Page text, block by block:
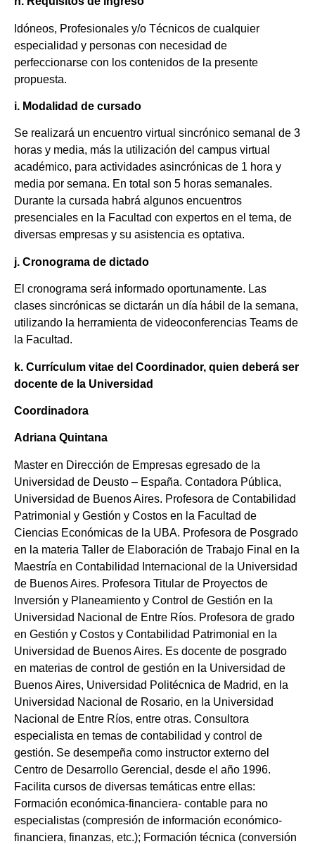
Idóneos, Profesionales y/o Técnicos de cualquier
especialidad y personas con necesidad de
perfeccionarse con los contenidos de la presente
propuesta.
i. Modalidad de cursado
Se realizará un encuentro virtual sincrónico semanal de 3
horas y media, más la utilización del campus virtual
académico, para actividades asincrónicas de 1 hora y
media por semana. En total son 5 horas semanales.
Durante la cursada habrá algunos encuentros
presenciales en la Facultad con expertos en el tema, de
diversas empresas y su asistencia es optativa.
j. Cronograma de dictado
El cronograma será informado oportunamente. Las
clases sincrónicas se dictarán un día hábil de la semana,
utilizando la herramienta de videoconferencias Teams de
la Facultad.
k. Currículum vitae del Coordinador, quien deberá ser
docente de la Universidad
Coordinadora
Adriana Quintana
Master en Dirección de Empresas egresado de la
Universidad de Deusto – España. Contadora Pública,
Universidad de Buenos Aires. Profesora de Contabilidad
Patrimonial y Gestión y Costos en la Facultad de
Ciencias Económicas de la UBA. Profesora de Posgrado
en la materia Taller de Elaboración de Trabajo Final en la
Maestría en Contabilidad Internacional de la Universidad
de Buenos Aires. Profesora Titular de Proyectos de
Inversión y Planeamiento y Control de Gestión en la
Universidad Nacional de Entre Ríos. Profesora de grado
en Gestión y Costos y Contabilidad Patrimonial en la
Universidad de Buenos Aires. Es docente de posgrado
en materias de control de gestión en la Universidad de
Buenos Aires, Universidad Politécnica de Madrid, en la
Universidad Nacional de Rosario, en la Universidad
Nacional de Entre Ríos, entre otras. Consultora
especialista en temas de contabilidad y control de
gestión. Se desempeña como instructor externo del
Centro de Desarrollo Gerencial, desde el año 1996.
Facilita cursos de diversas temáticas entre ellas:
Formación económica-financiera- contable para no
especialistas (compresión de información económico-
financiera, finanzas, etc.); Formación técnica (conversión